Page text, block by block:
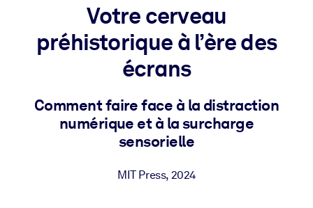
PAR SYSTÈME
LMS/LXP pour de meilleurs résultats d'apprentissage.
Pour bibliothèques d'entreprise
Votre cerveau
préhistorique à l’ère des
écrans
Comment faire face à la distraction
numérique et à la surcharge
sensorielle
MIT Press, 2024